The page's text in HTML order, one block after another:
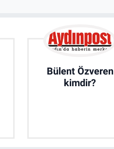
Bülent Özveren
kimdir?